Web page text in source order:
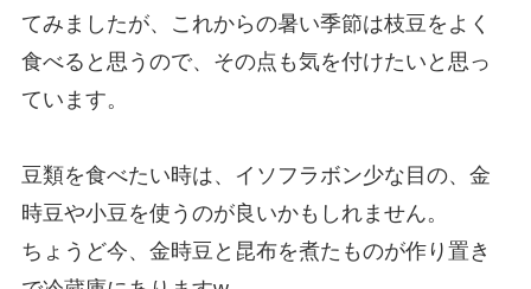
てみましたが、これからの暑い季節は枝豆をよく
食べると思うので、その点も気を付けたいと思っ
ています。
豆類を食べたい時は、イソフラボン少な目の、金
時豆や小豆を使うのが良いかもしれません。
ちょうど今、金時豆と昆布を煮たものが作り置き